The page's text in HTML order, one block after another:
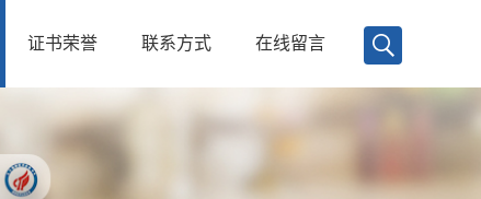
证书荣誉 联系方式 在线留言